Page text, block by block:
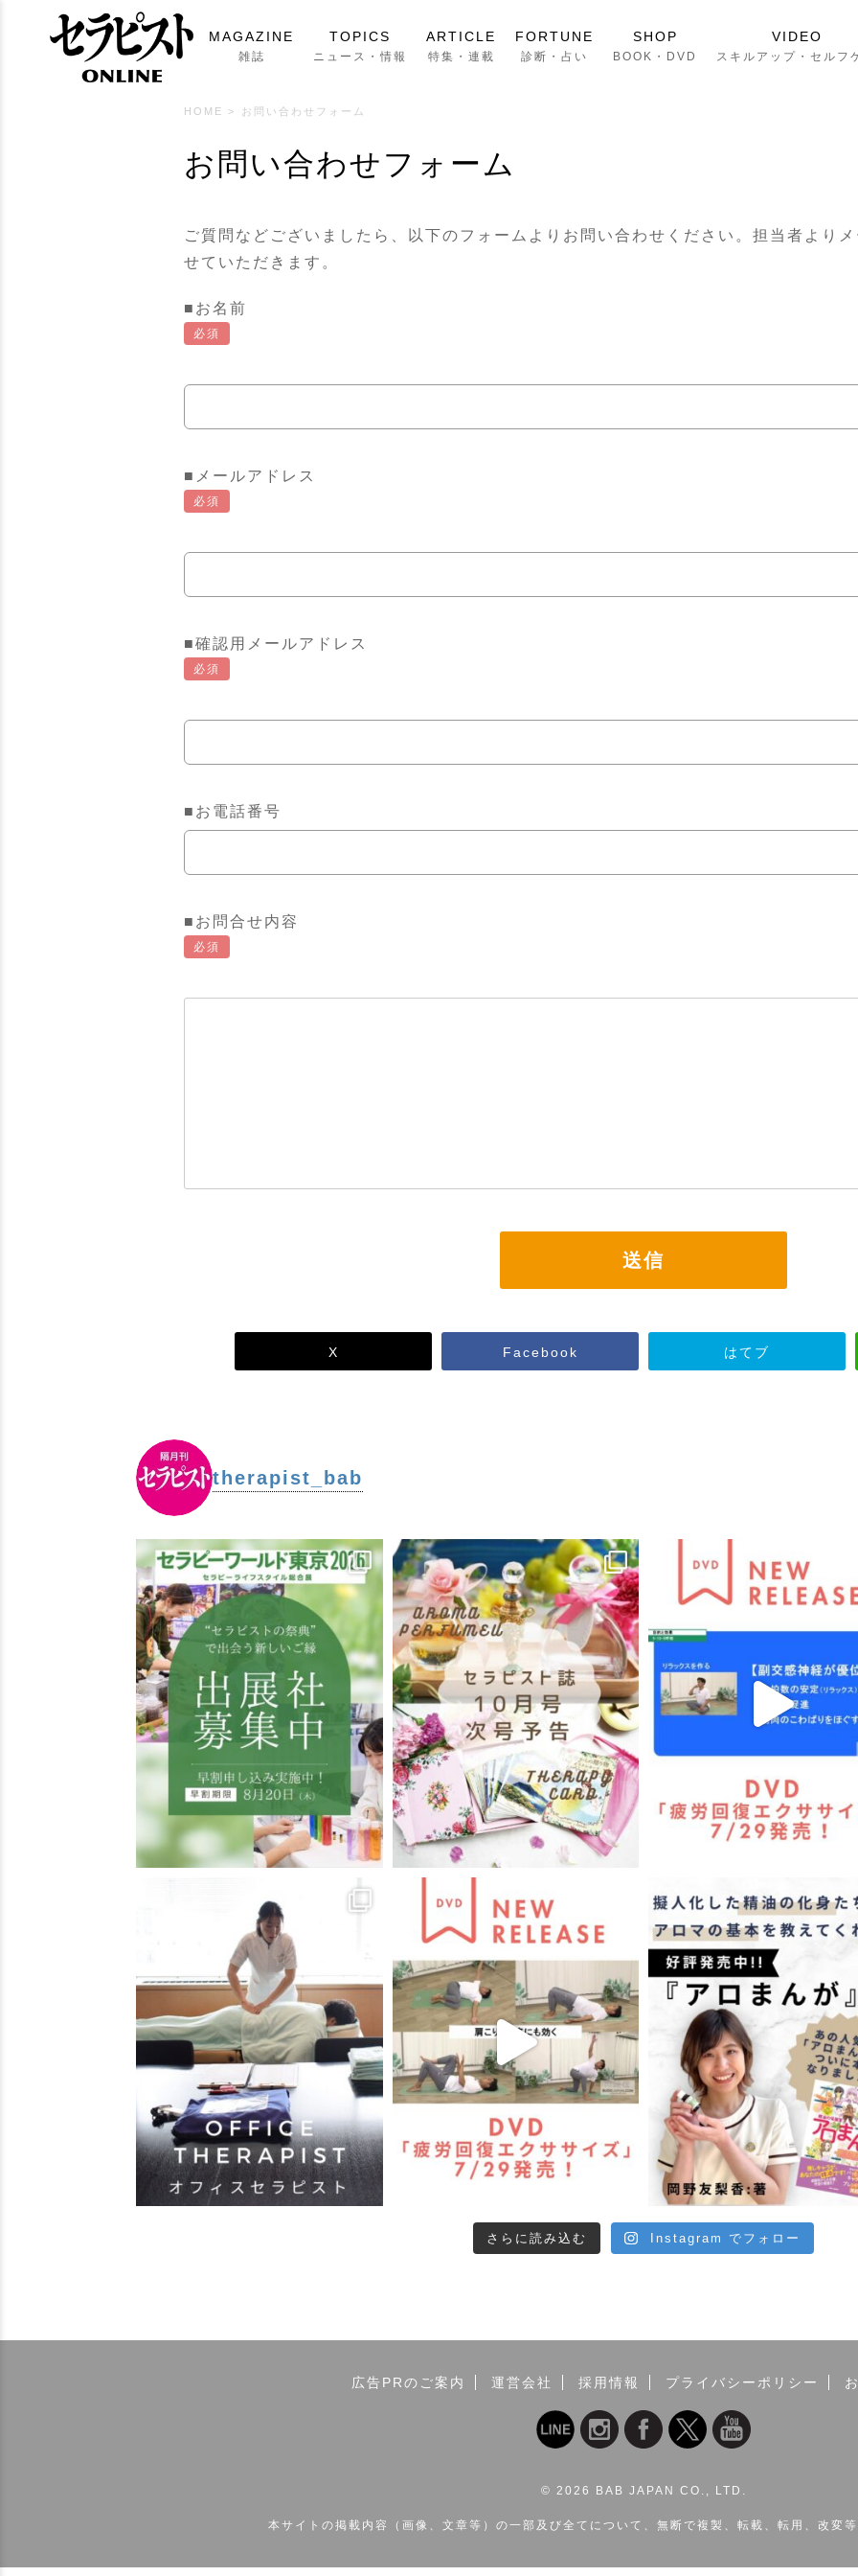
MAGAZINE
雑誌
TOPICS
ニュース・情報
ARTICLE
特集・連載
FORTUNE
診断・占い
SHOP
BOOK・DVD
VIDEO
スキルアップ・セルフ
HOME > お問い合わせフォーム
お問い合わせフォーム
ご質問などございましたら、以下のフォームよりお問い合わせください。担当者より
せていただきます。
■お名前
必須
■メールアドレス
必須
■確認用メールアドレス
必須
■お電話番号
■お問合せ内容
必須
X Facebook はてブ
therapist_bab
さらに読み込む Instagram でフォロー
広告PRのご案内 運営会社 採用情報 プライバシーポリシー
© 2026 BAB JAPAN CO., LTD.
本サイトの掲載内容（画像、文章等）の一部及び全てについて、無断で複製、転載、転用、改変